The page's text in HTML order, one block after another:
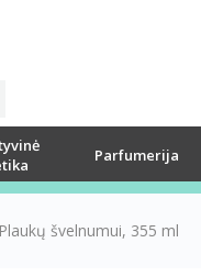
Parfumerija
švelnumui, 355 ml